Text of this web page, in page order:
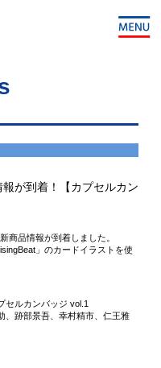
が到着！【カプセルカン
商品情報が到着しました。
」のカードイラストを使
ルカンバッジ vol.1
跡部景吾、幸村精市、仁王雅